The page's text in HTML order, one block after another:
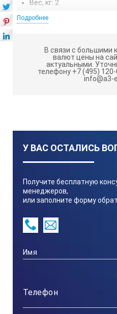
Вес, кг: 2
ТЕХНИЧЕСКИЕ
Размер платформы, мм
Диаметр зоны нагрева, мм
150
Материал корпуса
пластик
Материал нагревательной
Контроллер
Подробнее
В связи с большими
валют цены на
актуальными.
телефону +7 (495)
info@a3-
У ВАС ОСТАЛИСЬ
Получите бесплатную
менеджеров,
или заполните форму